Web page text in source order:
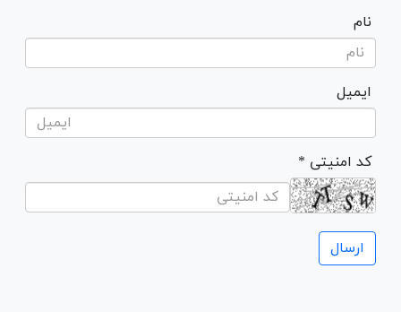
نام
ایمیل
* کد امنیتی